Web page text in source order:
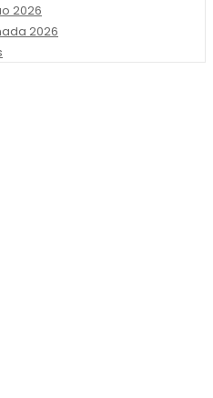
2026
2026